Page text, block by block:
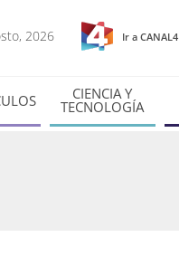
2026 Ir a CANAL4
CIENCIA Y
TECNOLOGÍA